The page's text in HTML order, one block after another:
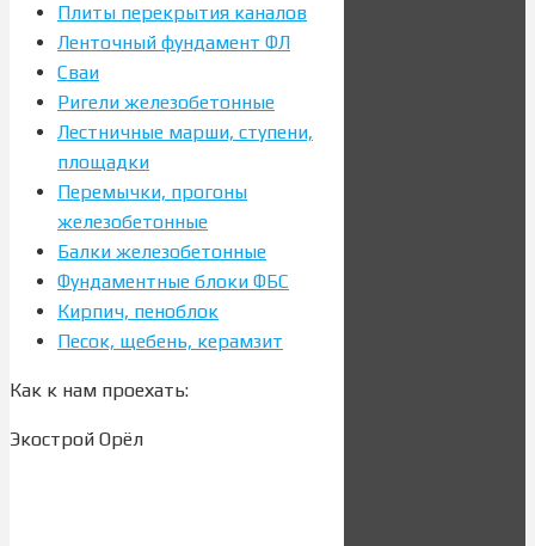
Плиты перекрытия каналов
Ленточный фундамент ФЛ
Сваи
Ригели железобетонные
Лестничные марши, ступени,
площадки
Перемычки, прогоны
железобетонные
Балки железобетонные
Фундаментные блоки ФБС
Кирпич, пеноблок
Песок, щебень, керамзит
Как к нам проехать:
Экострой Орёл